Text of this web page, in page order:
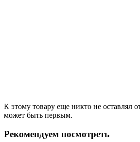
К этому товару еще никто не оставлял
может быть первым.
Рекомендуем посмотреть